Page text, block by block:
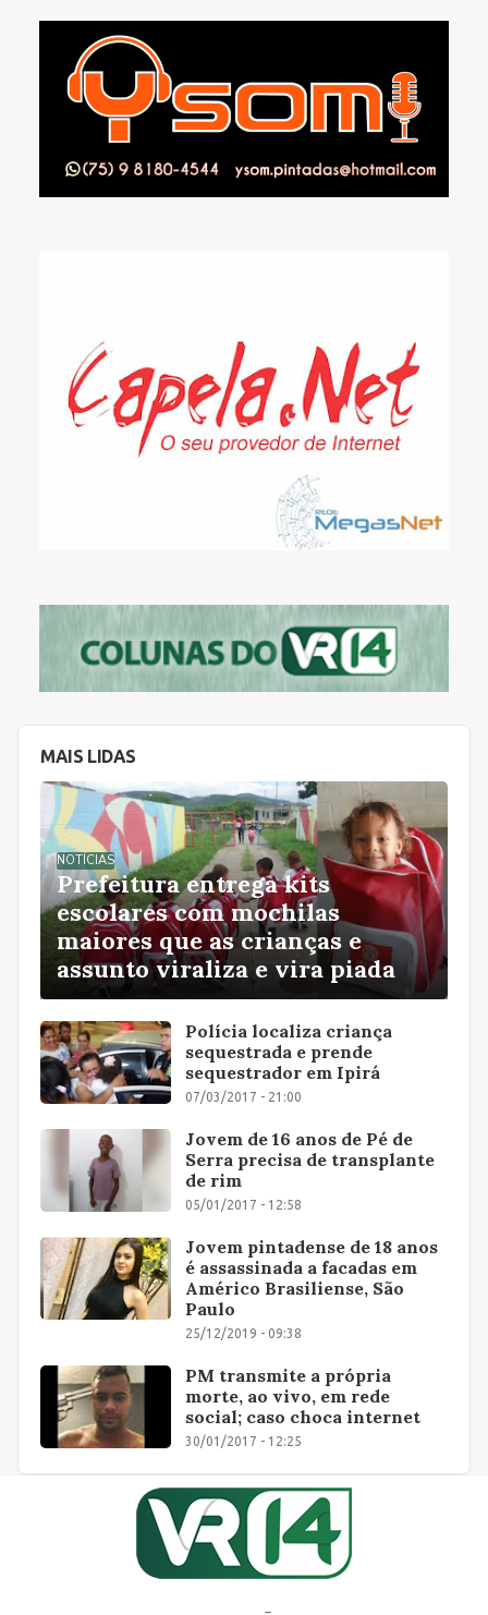
MAIS LIDAS
NOTÍCIAS
Prefeitura entrega kits
escolares com mochilas
maiores que as crianças e
assunto viraliza e vira piada
Polícia localiza criança
sequestrada e prende
sequestrador em Ipirá
07/03/2017 - 21:00
Jovem de 16 anos de Pé de
Serra precisa de transplante
de rim
05/01/2017 - 12:58
Jovem pintadense de 18 anos
é assassinada a facadas em
Américo Brasiliense, São
Paulo
25/12/2019 - 09:38
PM transmite a própria
morte, ao vivo, em rede
social; caso choca internet
30/01/2017 - 12:25